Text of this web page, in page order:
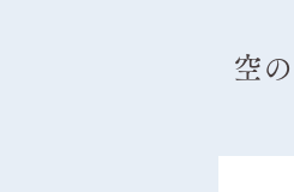
空